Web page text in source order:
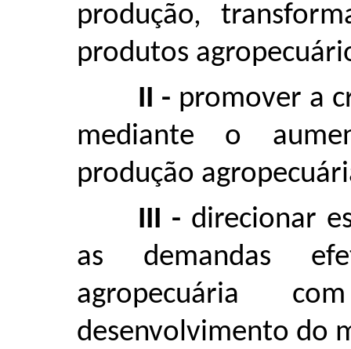
produção,
produtos
II - promover a
mediante o
produção
III - direcionar
as demandas
agropecuária
desenvolvimento do